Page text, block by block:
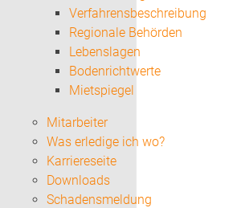
Verfahrensbeschreibung
Regionale Behörden
Lebenslagen
Bodenrichtwerte
Mietspiegel
Mitarbeiter
Was erledige ich wo?
Karriereseite
Downloads
Schadensmeldung